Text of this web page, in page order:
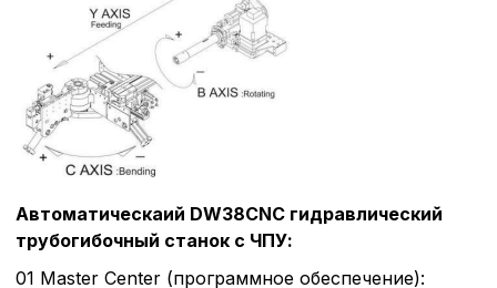
Автоматическаий DW38CNC гидравлический
трубогибочный станок с ЧПУ:
01 Master Center (программное обеспечение):